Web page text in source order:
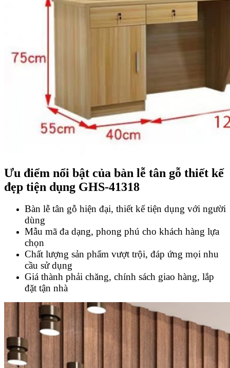
Ưu điểm nổi bật của bàn lễ tân gỗ thiết kế
đẹp tiện dụng GHS-41318
Bàn lễ tân gỗ hiện đại, thiết kế tiện dụng với người
dùng
Mẫu mã đa dạng, phong phú cho khách hàng lựa
chọn
Chất lượng sản phẩm vượt trội, đáp ứng mọi nhu
cầu sử dụng
Giá thành phải chăng, chính sách giao hàng, lắp
đặt tận nhà